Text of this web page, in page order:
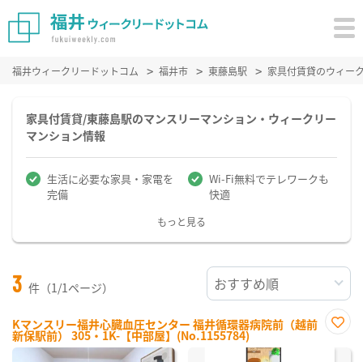
福井ウィークリードットコム 福井市 東藤島駅 家具付賃貸のウィー
家具付賃貸/東藤島駅のマンスリーマンション・ウィークリー
マンション情報
生活に必要な家具・家電を
完備
Wi-Fi無料でテレワークも
快適
もっと見る
3 件（1/1ページ）
Kマンスリー福井心臓血圧センター 福井循環器病院前（越前
新保駅前） 305・1K-【中部屋】(No.1155784)
に入